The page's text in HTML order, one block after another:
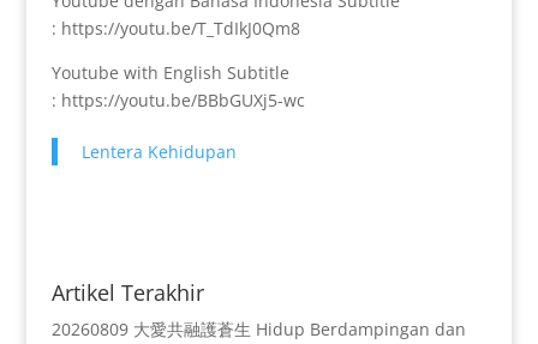
: https://youtu.be/T_TdIkJ0Qm8
Youtube with English Subtitle
: https://youtu.be/BBbGUXj5-wc
Lentera Kehidupan
Artikel Terakhir
20260809 大愛共融護蒼生 Hidup Berdampingan dan